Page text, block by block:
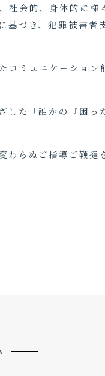
会的、身体的に様
基づき、犯罪被害者
コミュニケーション
した「誰かの『困っ
わらぬご指導ご鞭撻